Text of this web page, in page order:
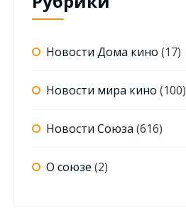
Новости Дома кино (17)
Новости мира кино (100)
Новости Союза (616)
О союзе (2)